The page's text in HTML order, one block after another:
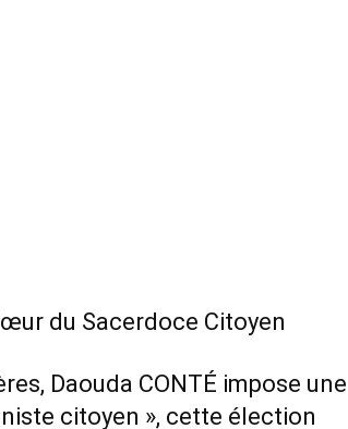
du Sacerdoce Citoyen
Daouda CONTÉ impose une
citoyen », cette élection